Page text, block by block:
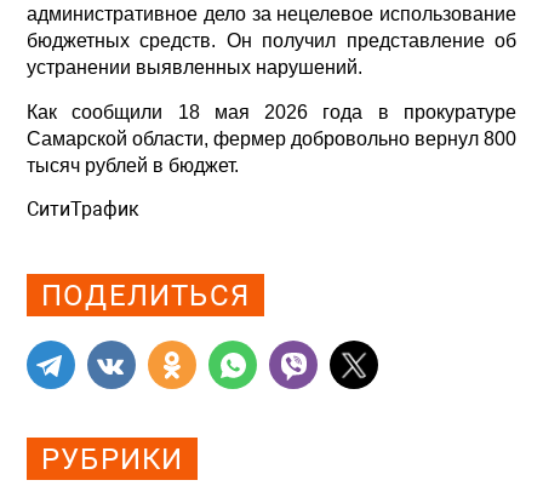
административное дело за нецелевое использование
бюджетных средств. Он получил представление об
устранении выявленных нарушений.
Как сообщили 18 мая 2026 года в прокуратуре
Самарской области, фермер добровольно вернул 800
тысяч рублей в бюджет.
СитиТрафик
ПОДЕЛИТЬСЯ
РУБРИКИ